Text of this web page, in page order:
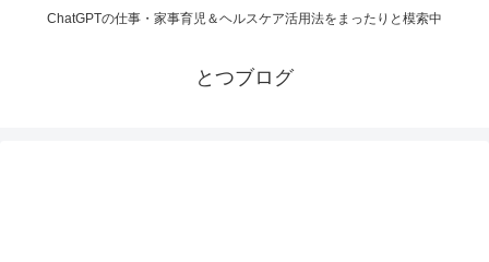
ChatGPTの仕事・家事育児＆ヘルスケア活用法をまったりと模索中
とつブログ